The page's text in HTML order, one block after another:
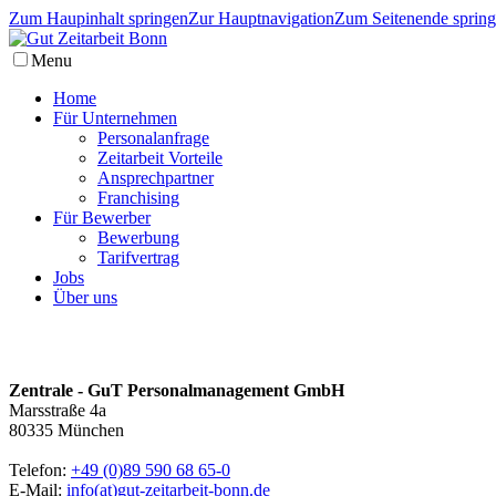
Zum Haupinhalt springenZur HauptnavigationZum Seitenende
Menu
Home
Für Unternehmen
Personalanfrage
Zeitarbeit Vorteile
Ansprechpartner
Franchising
Für Bewerber
Bewerbung
Tarifvertrag
Jobs
Über uns
Zentrale - GuT Personalmanagement GmbH
Marsstraße 4a
80335 München
Telefon: +49 (0)89 590 68 65-0
E-Mail: info(at)gut-zeitarbeit-bonn.de